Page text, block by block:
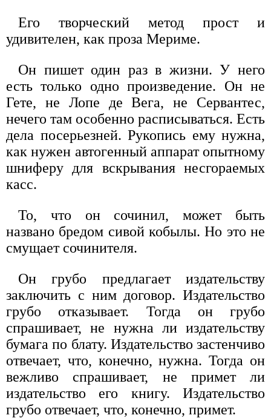
Его творческий метод прост и
удивителен, как проза Мериме.
Он пишет один раз в жизни. У него
есть только одно произведение. Он не
Гете, не Лопе де Вега, не Сервантес,
нечего там особенно расписываться. Есть
дела посерьезней. Рукопись ему нужна,
как нужен автогенный аппарат опытному
шниферу для вскрывания несгораемых
касс.
То, что он сочинил, может быть
названо бредом сивой кобылы. Но это не
смущает сочинителя.
Он грубо предлагает издательству
заключить с ним договор. Издательство
грубо отказывает. Тогда он грубо
спрашивает, не нужна ли издательству
бумага по блату. Издательство застенчиво
отвечает, что, конечно, нужна. Тогда он
вежливо спрашивает, не примет ли
издательство его книгу. Издательство
грубо отвечает, что, конечно, примет.